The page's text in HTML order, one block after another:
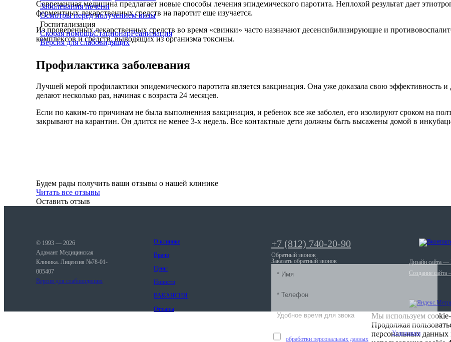
Заболевания печени
Осмотры перед получением визы
Госпитализация
Скорая помощьСтационарРеанимация
Версия для слабовидящих
Современная медицина предлагает новые способы лечения эпидемического паротита. Неплохой результат дает
ферментных лекарственных средств на паротит еще изучается.
Из проверенных лекарственных средств во время «свинки» часто назначают десенсибилизирующие и
комплексов и средств, выводящих из организма токсины.
Профилактика заболевания
Лучшей мерой профилактики эпидемического паротита является вакцинация. Она уже доказала свою эффективность и
делают несколько раз, начиная с возраста 24 месяцев.
Если по каким-то причинам не была выполненная вакцинация, и ребенок все же заболел, его изолируют сроком на
закрывают на карантин. Он длится не менее 3-х недель. Все контактные дети должны быть высажены домой в
Будем рады получить ваши отзывы о нашей клинике
Читать все отзывы
Оставить отзыв
© 1993 — 2026
Адамант Медицинская
Клиника. Лицензия №78-01-
005407
Версия для слабовидящих
О клинике
Врачи
Цены
Новости
ВАКАНСИИ
Отзывы
+7 (812) 740-20-90
Обратный звонок
Заказать обратный звонок
Оставляя личные данные, я соглашаюсь сУсловиями
обработки персональных данных
Дизайн сайта —
Создание сайта
Мы используем
Продолжая
персональных данных